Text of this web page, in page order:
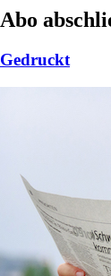
Abo
Gedruckt